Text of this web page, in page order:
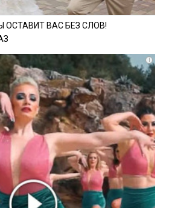
ОСТАВИТ ВАС БЕЗ СЛОВ!
i